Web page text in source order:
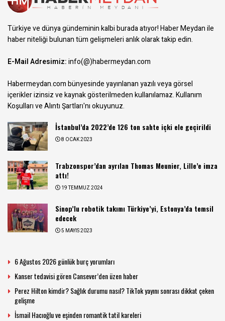
Türkiye ve dünya gündeminin kalbi burada atıyor! Haber Meydan ile
haber niteliği bulunan tüm gelişmeleri anlık olarak takip edin.
E-Mail Adresimiz:info(@)habermeydan.com
Habermeydan.com bünyesinde yayınlanan yazılı veya görsel
içerikler izinsiz ve kaynak gösterilmeden kullanılamaz.Kullanım
Koşulları ve Alıntı Şartları'nı okuyunuz.
İstanbul’da 2022’de 126 ton sahte içki ele geçirildi
8 OCAK 2023
Trabzonspor’dan ayrılan Thomas Meunier, Lille’e imza
attı!
19 TEMMUZ 2024
Sinop’lu robotik takımı Türkiye’yi, Estonya’da temsil
edecek
5 MAYIS 2023
6 Ağustos 2026 günlük burç yorumları
Kanser tedavisi gören Cansever’den üzen haber
Perez Hilton kimdir? Sağlık durumu nasıl? TikTok yayını sonrası dikkat çeken
gelişme
İsmail Hacıoğlu ve eşinden romantik tatil kareleri